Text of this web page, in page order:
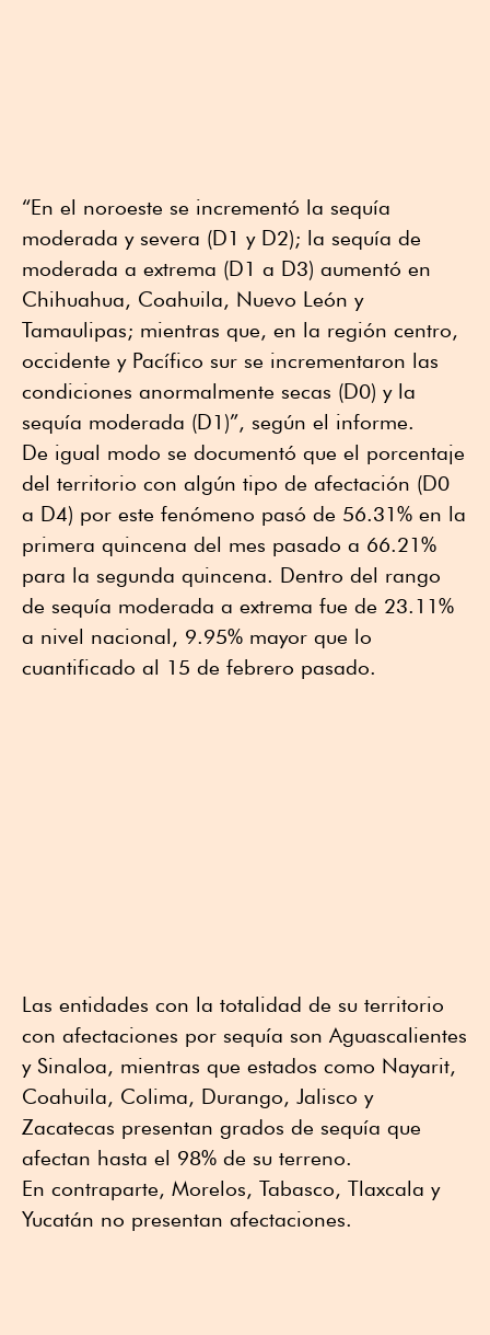
“En el noroeste se incrementó la sequía
moderada y severa (D1 y D2); la sequía de
moderada a extrema (D1 a D3) aumentó en
Chihuahua, Coahuila, Nuevo León y
Tamaulipas; mientras que, en la región centro,
occidente y Pacífico sur se incrementaron las
condiciones anormalmente secas (D0) y la
sequía moderada (D1)”, según el informe.
De igual modo se documentó que el porcentaje
del territorio con algún tipo de afectación (D0
a D4) por este fenómeno pasó de 56.31% en la
primera quincena del mes pasado a 66.21%
para la segunda quincena. Dentro del rango
de sequía moderada a extrema fue de 23.11%
a nivel nacional, 9.95% mayor que lo
cuantificado al 15 de febrero pasado.
Las entidades con la totalidad de su territorio
con afectaciones por sequía son Aguascalientes
y Sinaloa, mientras que estados como Nayarit,
Coahuila, Colima, Durango, Jalisco y
Zacatecas presentan grados de sequía que
afectan hasta el 98% de su terreno.
En contraparte, Morelos, Tabasco, Tlaxcala y
Yucatán no presentan afectaciones.